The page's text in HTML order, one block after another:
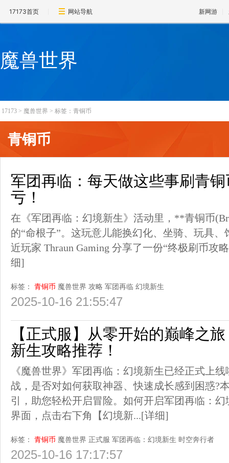
17173首页 网站导航 新网游
魔兽世界
17173 > 魔兽世界 > 标签：青铜币
青铜币
军团再临：每天做这些事刷青
亏！
在《军团再临：幻境新生》活动里，**青铜币
的“命根子”。这玩意儿能换幻化、坐骑、玩具
近玩家 Thraun Gaming 分享了一份“终极刷币攻
细]
标签： 青铜币 魔兽世界 攻略 军团再临 幻境新生
2025-10-16 21:55:47
【正式服】从零开始的巅峰之
新生攻略推荐！
《魔兽世界》军团再临：幻境新生已经正式上
战，是否对如何获取神器、快速成长感到困惑?
引，助您轻松开启冒险。如何开启军团再临：
界面，点击右下角【幻境新...[详细]
标签： 青铜币 魔兽世界 正式服 军团再临：幻境新生 时空奔行者
2025-10-16 17:17:57